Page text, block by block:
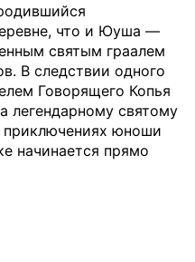
что и Юуша —
святым граалем
В следствии одного
Говорящего Копья
легендарному святому
юноши
начинается прямо